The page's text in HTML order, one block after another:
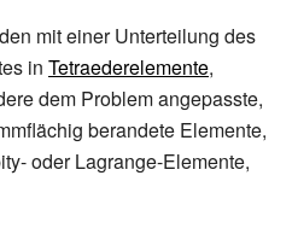
mit einer Unterteilung des
in Tetraederelemente,
dem Problem angepasste,
berandete Elemente,
- oderLagrange-Elemente,